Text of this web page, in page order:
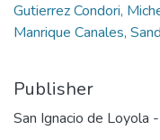
Gutierrez Condori,
Manrique Canales,
Publisher
San Ignacio de Loyola